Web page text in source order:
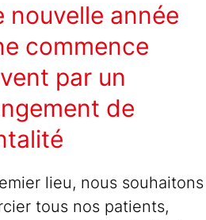
nouvelle année
commence
par un
de
lieu, nous souhaitons
tous nos patients,